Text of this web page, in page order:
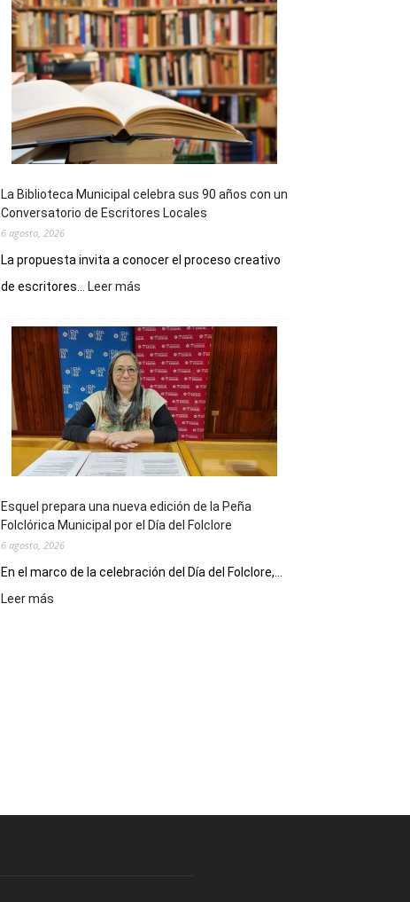
La Biblioteca Municipal celebra sus 90 años con un
Conversatorio de Escritores Locales
6 agosto, 2026
La propuesta invita a conocer el proceso creativo
de escritores...
Leer más
Municipal
celebra
sus
90
años
con
un
Conversatorio
Escritores
Locales
Esquel prepara una nueva edición de la Peña
Folclórica Municipal por el Día del Folclore
6 agosto, 2026
En el marco de la celebración del Día del Folclore,...
Leer más